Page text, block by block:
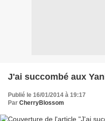
J'ai succombé aux
Publié le 16/01/2014 à 19:17
Par CherryBlossom